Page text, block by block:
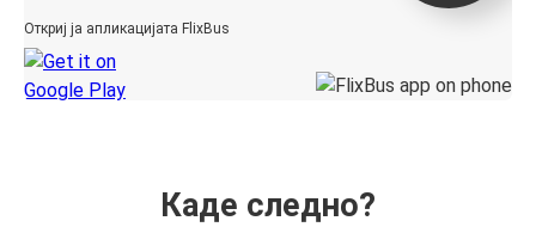
Откриј ја апликацијата FlixBus
Каде следно?